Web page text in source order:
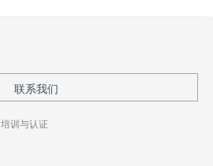
联系我们
培训与认证